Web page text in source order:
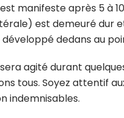
manifeste après 5 à
est demeuré dur
dedans au
agité durant
tous. Soyez attentif
indemnisables.